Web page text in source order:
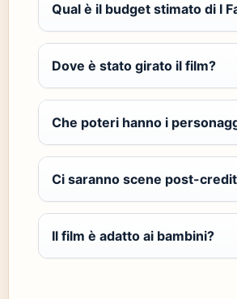
Qual è il budget stimato di I
Dove è stato girato il film?
Che poteri hanno i
Ci saranno scene post-
Il film è adatto ai bambini?